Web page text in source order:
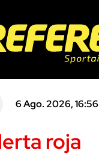
6 Ago. 2026, 16:56
roja